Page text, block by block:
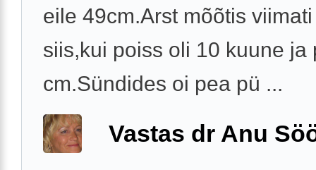
eile 49cm.Arst mõõtis
siis,kui poiss oli 10 kuune ja
cm.Sündides oi pea pü ...
Vastas dr Anu